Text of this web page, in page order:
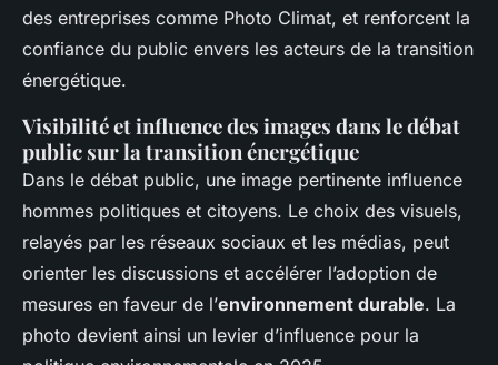
des entreprises comme Photo Climat, et renforcent la
confiance du public envers les acteurs de la transition
énergétique.
Visibilité et influence des images dans le débat
public sur la transition énergétique
Dans le débat public, une image pertinente influence
hommes politiques et citoyens. Le choix des visuels,
relayés par les réseaux sociaux et les médias, peut
orienter les discussions et accélérer l’adoption de
mesures en faveur de l’environnement durable. La
photo devient ainsi un levier d’influence pour la